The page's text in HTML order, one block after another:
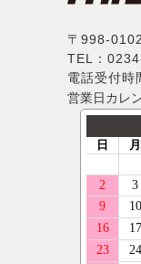
〒998-
TEL：
電話受付
営業日カレ